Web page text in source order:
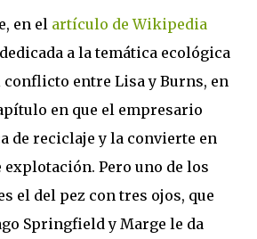
en el artículo de Wikipedia
a la temática ecológica
conflicto entre Lisa y Burns, en
en que el empresario
de reciclaje y la convierte en
explotación. Pero uno de los
el del pez con tres ojos, que
Springfield y Marge le da